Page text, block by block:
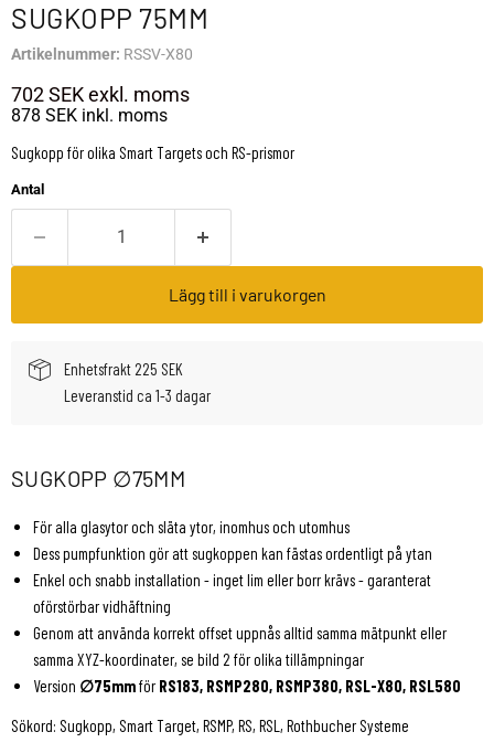
SUGKOPP 75MM
Artikelnummer: RSSV-X80
702 SEKexkl. moms
878 SEK inkl. moms
Sugkopp för olika Smart Targets och RS-prismor
Antal
Lägg till i varukorgen
Enhetsfrakt 225 SEK
Leveranstid ca 1-3 dagar
SUGKOPP ∅75MM
För alla glasytor och släta ytor, inomhus och utomhus
Dess pumpfunktion gör att sugkoppen kan fästas ordentligt på ytan
Enkel och snabb installation - inget lim eller borr krävs - garanterat
oförstörbar vidhäftning
Genom att använda korrekt offset uppnås alltid samma mätpunkt eller
samma XYZ-koordinater, se bild 2 för olika tillämpningar
Version ∅75mmför RS183, RSMP280, RSMP380, RSL-X80, RSL580
Sökord: Sugkopp, Smart Target, RSMP, RS, RSL, Rothbucher Systeme